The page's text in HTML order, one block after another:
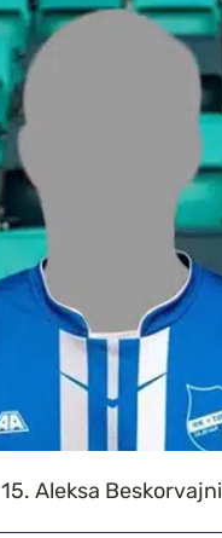
15. Aleksa Beskorvajni